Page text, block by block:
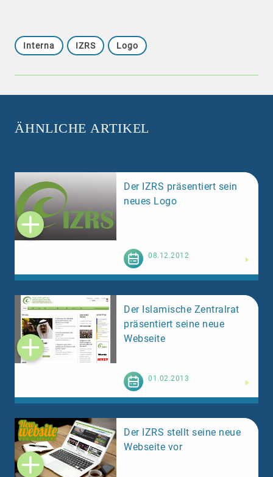
Interna IZRS Logo
ÄHNLICHE ARTIKEL
Der IZRS präsentiert sein
neues Logo
08.12.2012
Der Islamische Zentralrat
präsentiert seine neue
Webseite
01.02.2013
Der IZRS stellt seine neue
Webseite vor